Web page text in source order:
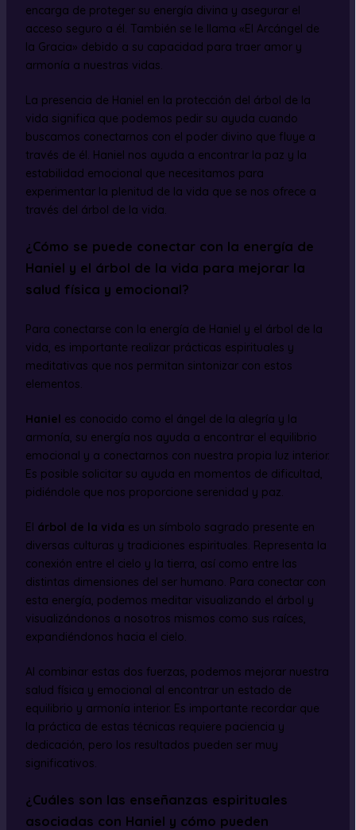
encarga de proteger su energía divina y asegurar el
acceso seguro a él. También se le llama «El Arcángel de
la Gracia» debido a su capacidad para traer amor y
armonía a nuestras vidas.
La presencia de Haniel en la protección del árbol de la
vida significa que podemos pedir su ayuda cuando
buscamos conectarnos con el poder divino que fluye a
través de él. Haniel nos ayuda a encontrar la paz y la
estabilidad emocional que necesitamos para
experimentar la plenitud de la vida que se nos ofrece a
través del árbol de la vida.
¿Cómo se puede conectar con la energía de
Haniel y el árbol de la vida para mejorar la
salud física y emocional?
Para conectarse con la energía de Haniel y el árbol de la
vida, es importante realizar prácticas espirituales y
meditativas que nos permitan sintonizar con estos
elementos.
Haniel es conocido como el ángel de la alegría y la
armonía, su energía nos ayuda a encontrar el equilibrio
emocional y a conectarnos con nuestra propia luz interior.
Es posible solicitar su ayuda en momentos de dificultad,
pidiéndole que nos proporcione serenidad y paz.
El árbol de la vida es un símbolo sagrado presente en
diversas culturas y tradiciones espirituales. Representa la
conexión entre el cielo y la tierra, así como entre las
distintas dimensiones del ser humano. Para conectar con
esta energía, podemos meditar visualizando el árbol y
visualizándonos a nosotros mismos como sus raíces,
expandiéndonos hacia el cielo.
Al combinar estas dos fuerzas, podemos mejorar nuestra
salud física y emocional al encontrar un estado de
equilibrio y armonía interior. Es importante recordar que
la práctica de estas técnicas requiere paciencia y
dedicación, pero los resultados pueden ser muy
significativos.
¿Cuáles son las enseñanzas espirituales
asociadas con Haniel y cómo pueden